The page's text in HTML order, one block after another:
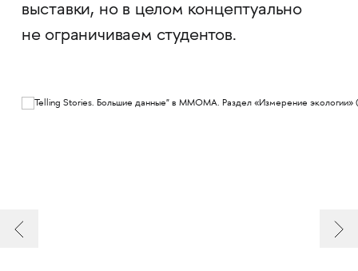
выставки, но в целом концептуально
не ограничиваем студентов.